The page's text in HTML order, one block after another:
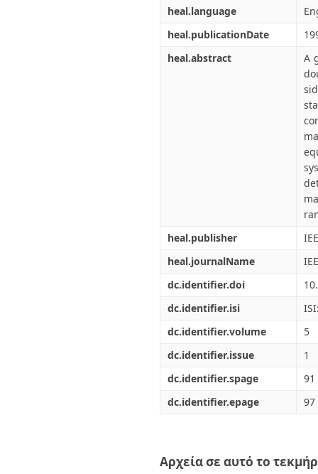
heal.language
heal.publicationDate
heal.abstract
A
heal.publisher
heal.journalName
dc.identifier.doi
dc.identifier.isi
dc.identifier.volume
5
dc.identifier.issue
1
dc.identifier.spage
91
dc.identifier.epage
97
Αρχεία σε αυτό το